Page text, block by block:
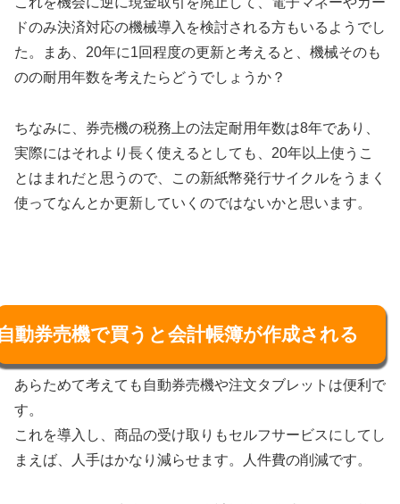
ドのみ決済対応の機械導入を検討される方もいるようでし
た。まあ、20年に1回程度の更新と考えると、機械そのも
のの耐用年数を考えたらどうでしょうか？
ちなみに、券売機の税務上の法定耐用年数は8年であり、
実際にはそれより長く使えるとしても、20年以上使うこ
とはまれだと思うので、この新紙幣発行サイクルをうまく
使ってなんとか更新していくのではないかと思います。
動券売機で買うと会計帳簿が作成される
あらためて考えても自動券売機や注文タブレットは便利で
す。
これを導入し、商品の受け取りもセルフサービスにしてし
まえば、人手はかなり減らせます。人件費の削減です。